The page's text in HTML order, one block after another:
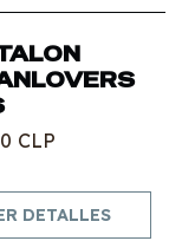
CLP
DETALLES